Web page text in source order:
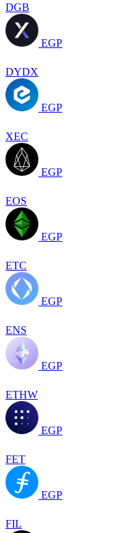
DGB
EGP
DYDX
EGP
XEC
EGP
EOS
EGP
ETC
EGP
ENS
EGP
ETHW
EGP
FET
EGP
FIL